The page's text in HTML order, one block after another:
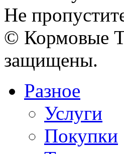
Не
© Кормовые
защищены.
Разное
Услуги
Покупки